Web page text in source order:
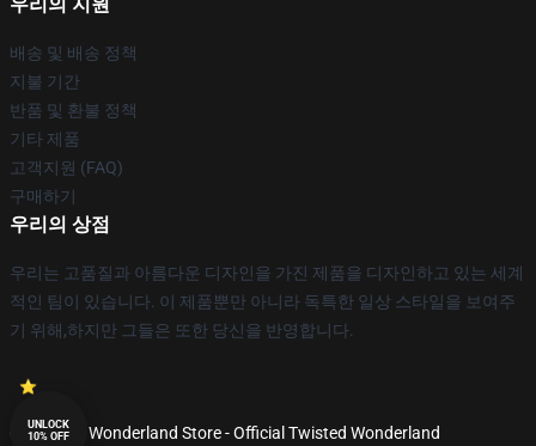
배송 및 배송 정책
지불 기간
반품 및 환불 정책
기타 제품
고객지원 (FAQ)
구매하기
우리의 상점
우리는 고품질과 아름다운 디자인을 가진 제품을 디자인하고 있는 세계
적인 팀이 있습니다. 이 제품뿐만 아니라 독특한 일상 스타일을 보여주
기 위해,하지만 그들은 또한 당신을 반영합니다.
© Twisted Wonderland Store - Official Twisted Wonderland
UNLOCK
10% OFF